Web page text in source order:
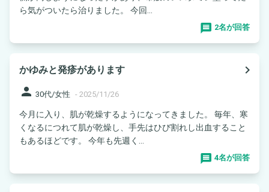
ら気がついたら治りました。 今回...
2名が回答
かゆみと発疹があります
navigate_next
person 30代/女性 - 2025/11/26
今月に入り、肌が乾燥するようになってきました。 毎年、寒
くなるにつれて肌が乾燥し、手先はひび割れし出血すること
もあるほどです。 今年も先週く...
4名が回答